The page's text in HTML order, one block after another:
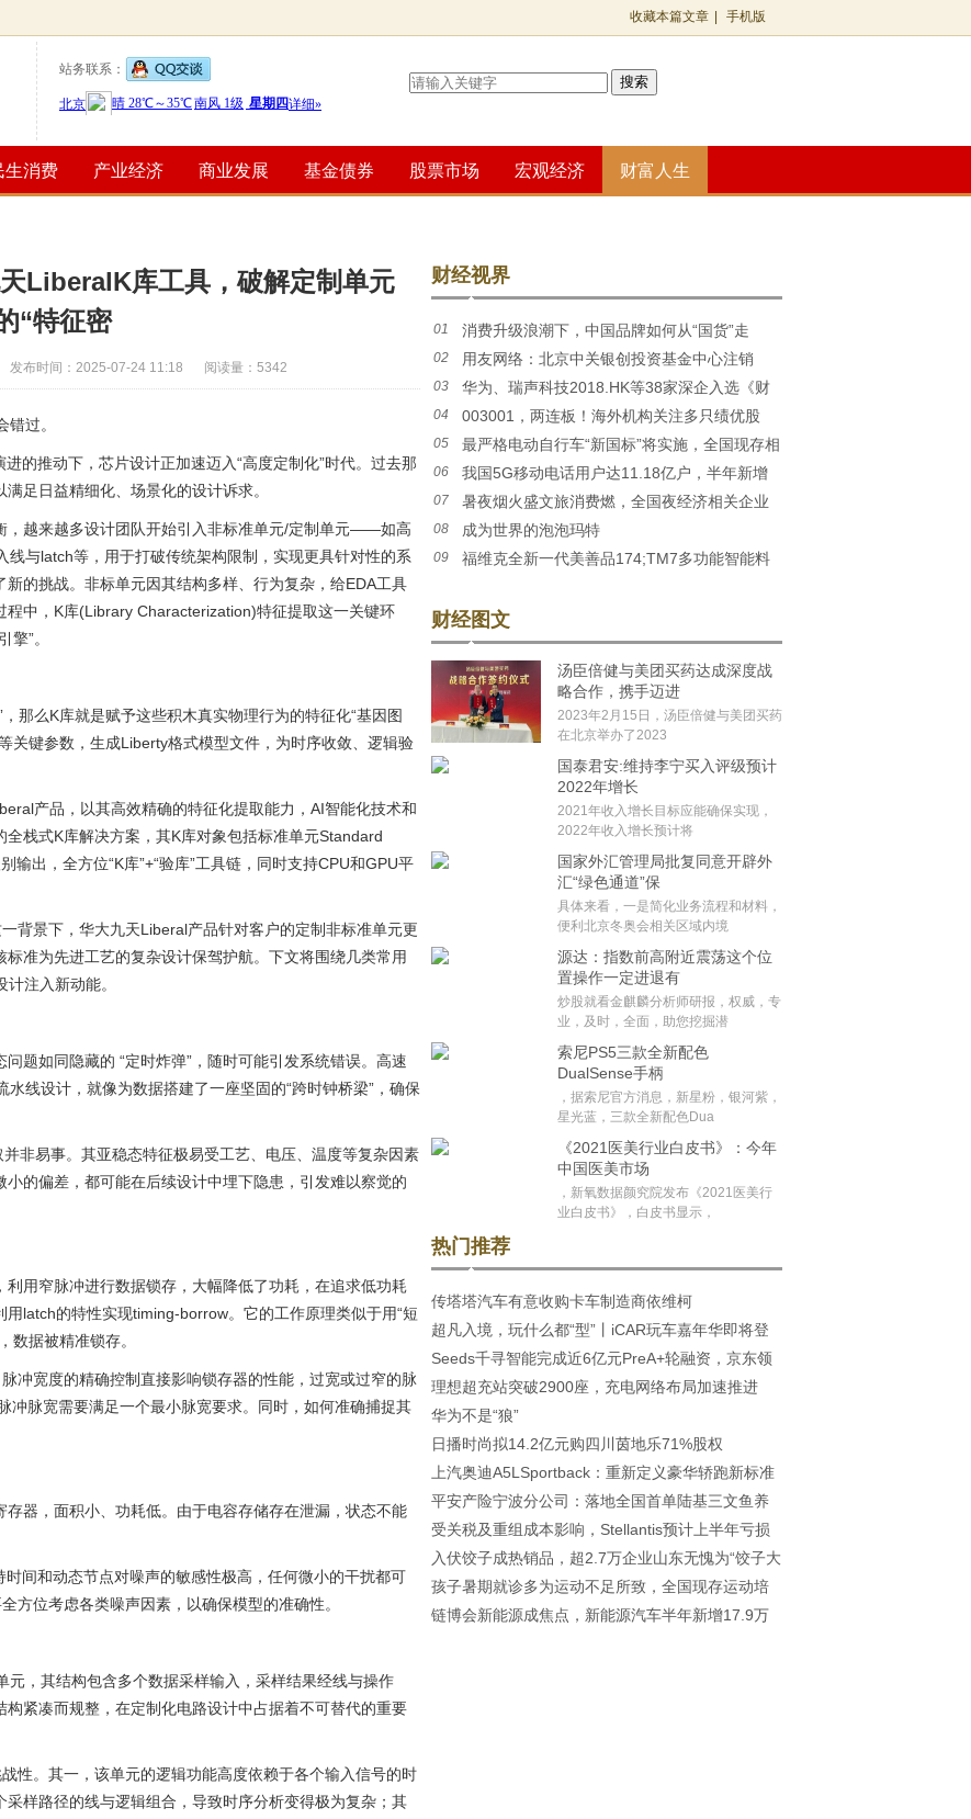
收藏本篇文章 手机版
站务联系：
搜索
生消费 产业经济 商业发展 基金债券 股票市场 宏观经济 财富人生
LiberalK库工具，破解定制单元
“特征密
发布时间：2025-07-24 11:18 阅读量：5342
过。
的推动下，芯片设计正加速迈入“高度定制化”时代。过去那
足日益精细化、场景化的设计诉求。
，越来越多设计团队开始引入非标准单元/定制单元——如高
与latch等，用于打破传统架构限制，实现更具针对性的系
的挑战。非标单元因其结构多样、行为复杂，给EDA工具
中，K库(Library Characterization)特征提取这一关键环
”。
那么K库就是赋予这些积木真实物理行为的特征化“基因图
关键参数，生成Liberty格式模型文件，为时序收敛、逻辑验
产品，以其高效精确的特征化提取能力，AI智能化技术和
栈式K库解决方案，其K库对象包括标准单元Standard
出，全方位“K库”+“验库”工具链，同时支持CPU和GPU平
背景下，华大九天Liberal产品针对客户的定制非标准单元更
准为先进工艺的复杂设计保驾护航。下文将围绕几类常用
注入新动能。
题如同隐藏的 “定时炸弹”，随时可能引发系统错误。高速
线设计，就像为数据搭建了一座坚固的“跨时钟桥梁”，确保
非易事。其亚稳态特征极易受工艺、电压、温度等复杂因素
的偏差，都可能在后续设计中埋下隐患，引发难以察觉的
用窄脉冲进行数据锁存，大幅降低了功耗，在追求低功耗
latch的特性实现timing-borrow。它的工作原理类似于用“短
数据被精准锁存。
冲宽度的精确控制直接影响锁存器的性能，过宽或过窄的脉
冲脉宽需要满足一个最小脉宽要求。同时，如何准确捕捉其
器，面积小、功耗低。由于电容存储存在泄漏，状态不能
间和动态节点对噪声的敏感性极高，任何微小的干扰都可
方位考虑各类噪声因素，以确保模型的准确性。
，其结构包含多个数据采样输入，采样结果经线与操作
紧凑而规整，在定制化电路设计中占据着不可替代的重要
性。其一，该单元的逻辑功能高度依赖于各个输入信号的时
样路径的线与逻辑组合，导致时序分析变得极为复杂；其
财经视界
01
消费升级浪潮下，中国品牌如何从“国货”走
向“健康新国货”？
02 用友网络：北京中关银创投资基金中心注销
03
华为、瑞声科技2018.HK等38家深企入选《财
富》中国500强
04 003001，两连板！海外机构关注多只绩优股
05
最严格电动自行车“新国标”将实施，全国现存相
关企业超97.3万家
06
我国5G移动电话用户达11.18亿户，半年新增
5G相关企业12万家
07
暑夜烟火盛文旅消费燃，全国夜经济相关企业
超130万家
08 成为世界的泡泡玛特
09
福维克全新一代美善品174;TM7多功能智能料
财经图文
汤臣倍健与美团买药达成深度战
略合作，携手迈进
2023年2月15日，汤臣倍健与美团买药
在北京举办了2023
国泰君安:维持李宁买入评级预计
2022年增长
2021年收入增长目标应能确保实现，
2022年收入增长预计将
国家外汇管理局批复同意开辟外
汇“绿色通道”保
具体来看，一是简化业务流程和材料，
便利北京冬奥会相关区域内境
源达：指数前高附近震荡这个位
置操作一定进退有
炒股就看金麒麟分析师研报，权威，专
业，及时，全面，助您挖掘潜
索尼PS5三款全新配色
DualSense手柄
，据索尼官方消息，新星粉，银河紫，
星光蓝，三款全新配色Dua
《2021医美行业白皮书》：今年
中国医美市场
，新氧数据颜究院发布《2021医美行
业白皮书》，白皮书显示，
热门推荐
传塔塔汽车有意收购卡车制造商依维柯
超凡入境，玩什么都“型”丨iCAR玩车嘉年华即将登
陆羊城
Seeds千寻智能完成近6亿元PreA+轮融资，京东领
投，P7、顺为等老
理想超充站突破2900座，充电网络布局加速推进
华为不是“狼”
日播时尚拟14.2亿元购四川茵地乐71%股权
上汽奥迪A5LSportback：重新定义豪华轿跑新标准
平安产险宁波分公司：落地全国首单陆基三文鱼养
殖保险，助力水产养殖业绿色升级
受关税及重组成本影响，Stellantis预计上半年亏损
27亿美元
入伏饺子成热销品，超2.7万企业山东无愧为“饺子大
省”
孩子暑期就诊多为运动不足所致，全国现存运动培
训企业超4.4万家
链博会新能源成焦点，新能源汽车半年新增17.9万